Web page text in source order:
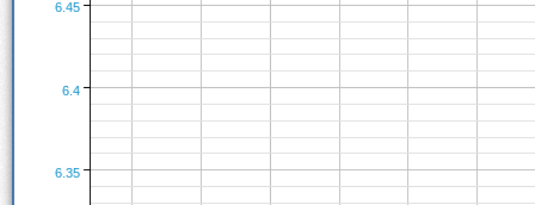
6.4
6.35
6.45